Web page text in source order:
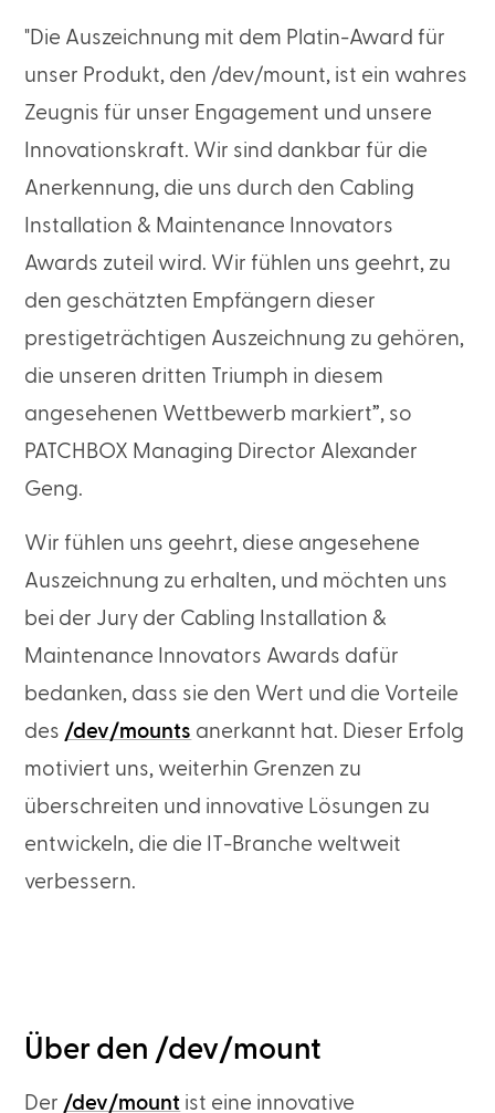
"Die Auszeichnung mit dem Platin-Award für
unser Produkt, den /dev/mount, ist ein wahres
Zeugnis für unser Engagement und unsere
Innovationskraft. Wir sind dankbar für die
Anerkennung, die uns durch den Cabling
Installation & Maintenance Innovators
Awards zuteil wird. Wir fühlen uns geehrt, zu
den geschätzten Empfängern dieser
prestigeträchtigen Auszeichnung zu gehören,
die unseren dritten Triumph in diesem
angesehenen Wettbewerb markiert”, so
PATCHBOX Managing Director Alexander
Geng.
Wir fühlen uns geehrt, diese angesehene
Auszeichnung zu erhalten, und möchten uns
bei der Jury der Cabling Installation &
Maintenance Innovators Awards dafür
bedanken, dass sie den Wert und die Vorteile
des /dev/mounts anerkannt hat. Dieser Erfolg
motiviert uns, weiterhin Grenzen zu
überschreiten und innovative Lösungen zu
entwickeln, die die IT-Branche weltweit
verbessern.
Über den /dev/mount
Der /dev/mount ist eine innovative